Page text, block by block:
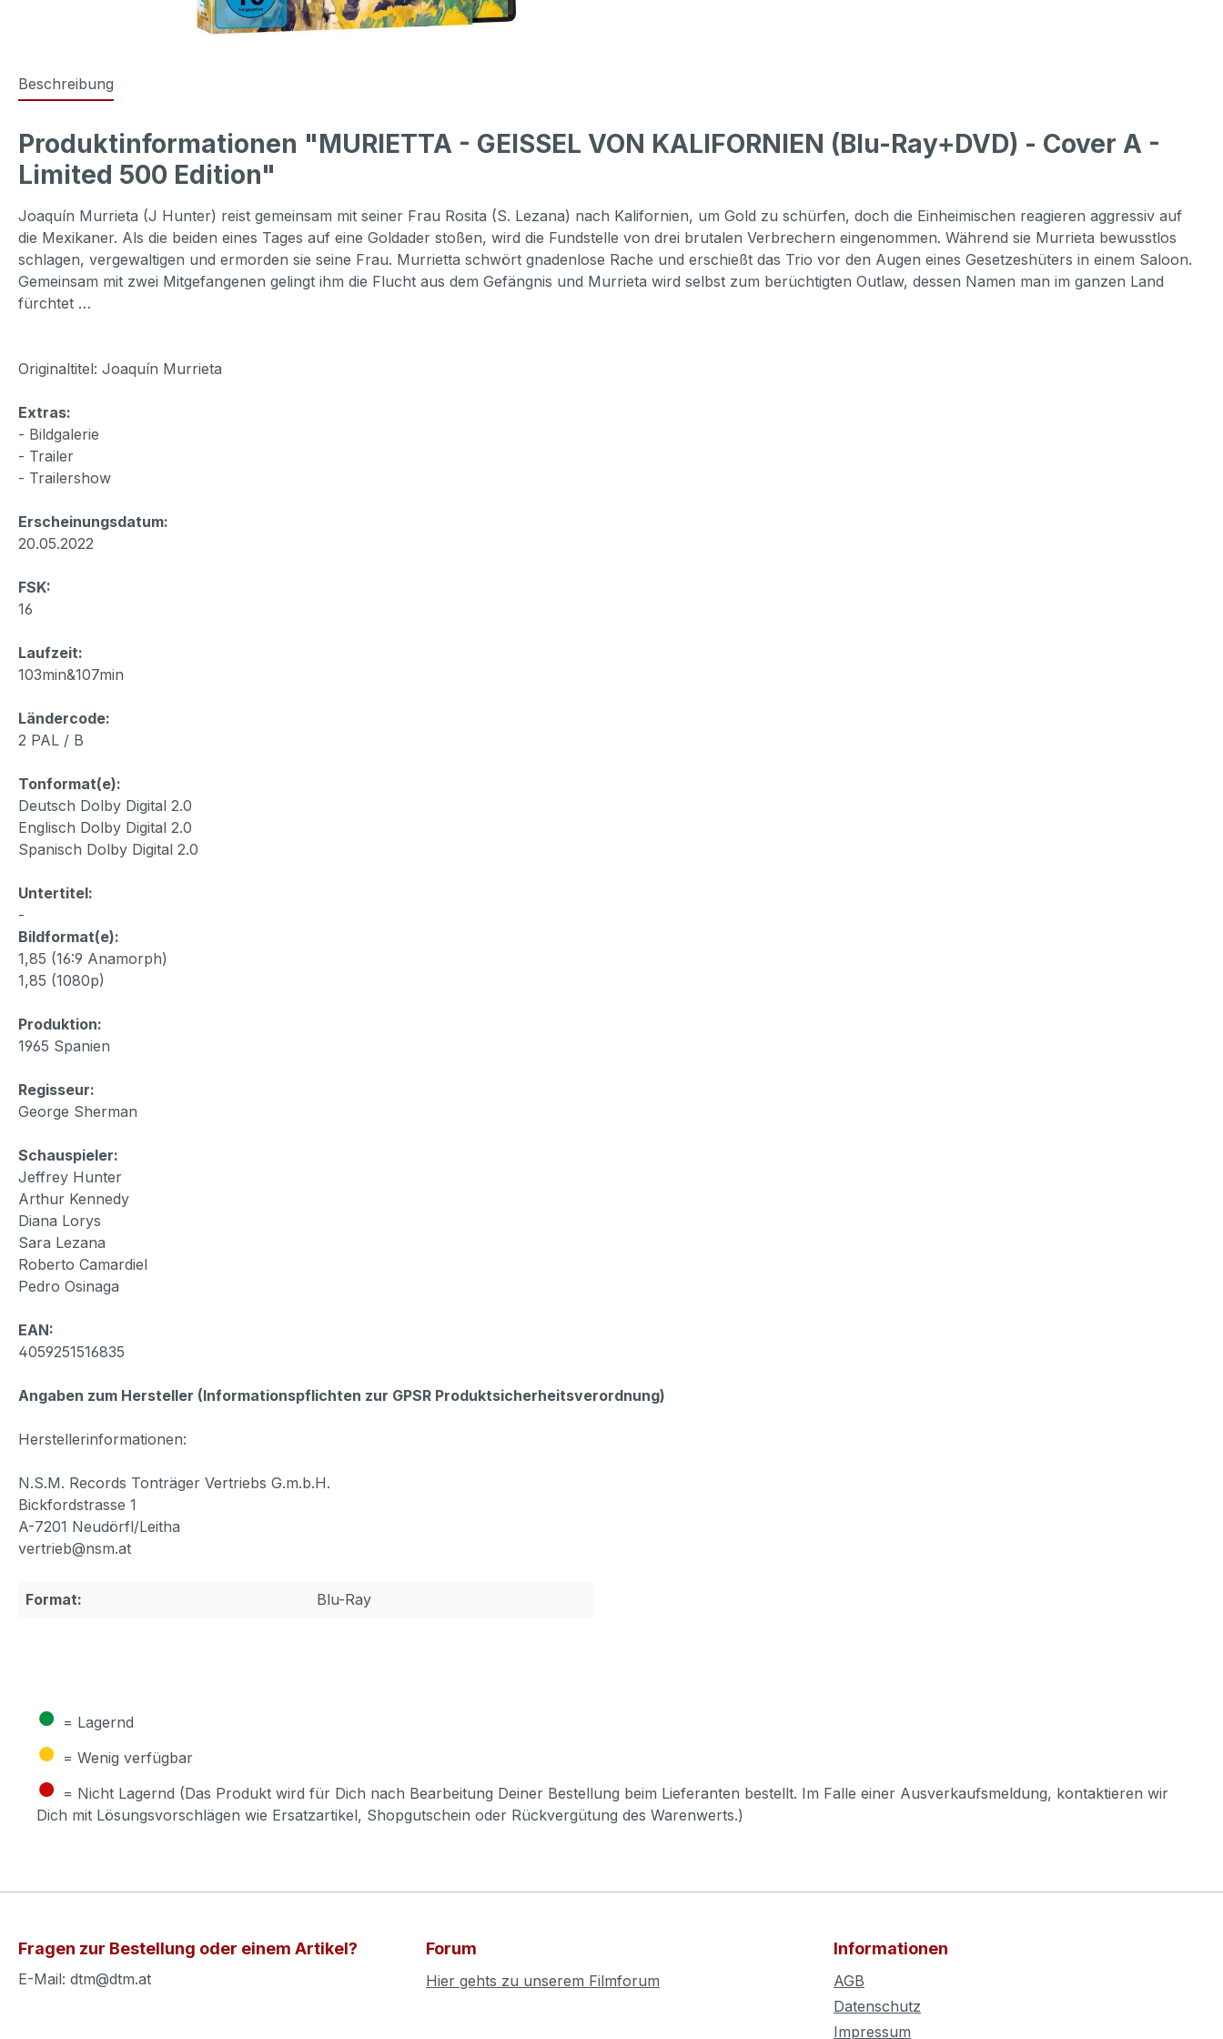
Beschreibung
Produktinformationen "MURIETTA - GEISSEL VON KALIFORNIEN (Blu-Ray+DVD) - Cover A -
Limited 500 Edition"
Joaquín Murrieta (J Hunter) reist gemeinsam mit seiner Frau Rosita (S. Lezana) nach Kalifornien, um Gold zu schürfen, doch die Einheimischen reagieren aggressiv auf
die Mexikaner. Als die beiden eines Tages auf eine Goldader stoßen, wird die Fundstelle von drei brutalen Verbrechern eingenommen. Während sie Murrieta bewusstlos
schlagen, vergewaltigen und ermorden sie seine Frau. Murrietta schwört gnadenlose Rache und erschießt das Trio vor den Augen eines Gesetzeshüters in einem Saloon.
Gemeinsam mit zwei Mitgefangenen gelingt ihm die Flucht aus dem Gefängnis und Murrieta wird selbst zum berüchtigten Outlaw, dessen Namen man im ganzen Land
fürchtet …
Originaltitel: Joaquín Murrieta
Extras:
- Bildgalerie
- Trailer
- Trailershow
Erscheinungsdatum:
20.05.2022
FSK:
16
Laufzeit:
103min&107min
Ländercode:
2 PAL / B
Tonformat(e):
Deutsch Dolby Digital 2.0
Englisch Dolby Digital 2.0
Spanisch Dolby Digital 2.0
Untertitel:
-
Bildformat(e):
1,85 (16:9 Anamorph)
1,85 (1080p)
Produktion:
1965 Spanien
Regisseur:
George Sherman
Schauspieler:
Jeffrey Hunter
Arthur Kennedy
Diana Lorys
Sara Lezana
Roberto Camardiel
Pedro Osinaga
EAN:
4059251516835
Angaben zum Hersteller (Informationspflichten zur GPSR Produktsicherheitsverordnung)
Herstellerinformationen:
N.S.M. Records Tonträger Vertriebs G.m.b.H.
Bickfordstrasse 1
A-7201 Neudörfl/Leitha
vertrieb@nsm.at
Format: Blu-Ray
● = Lagernd
● = Wenig verfügbar
● = Nicht Lagernd (Das Produkt wird für Dich nach Bearbeitung Deiner Bestellung beim Lieferanten bestellt. Im Falle einer Ausverkaufsmeldung, kontaktieren wir
Dich mit Lösungsvorschlägen wie Ersatzartikel, Shopgutschein oder Rückvergütung des Warenwerts.)
Fragen zur Bestellung oder einem Artikel?
E-Mail: dtm@dtm.at
Forum
Hier gehts zu unserem Filmforum
Informationen
AGB
Datenschutz
Impressum